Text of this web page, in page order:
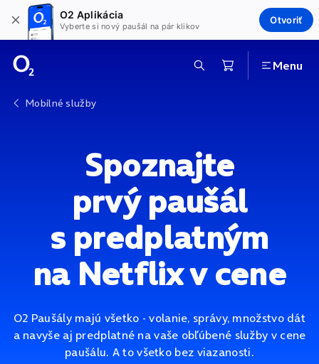
Menu
Mobilné služby
Spoznajte
prvý paušál
s predplatným
na Netflix v cene
O2 Paušály majú všetko - volanie, správy, množstvo dát
a navyše aj predplatné na vaše obľúbené služby v cene
paušálu. A to všetko bez viazanosti.
O2 Aplikácia
Vyberte si nový paušál na pár klikov
Otvoriť